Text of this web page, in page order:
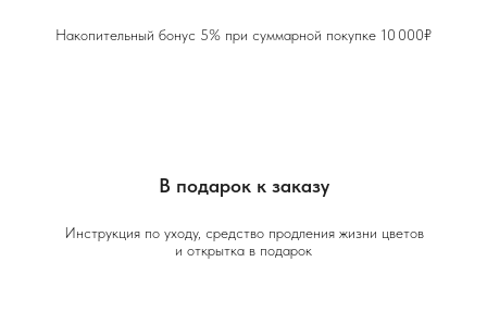
Накопительный бонус 5% при суммарной покупке 10 000₽
В подарок к заказу
Инструкция по уходу, средство продления жизни цветов
и открытка в подарок